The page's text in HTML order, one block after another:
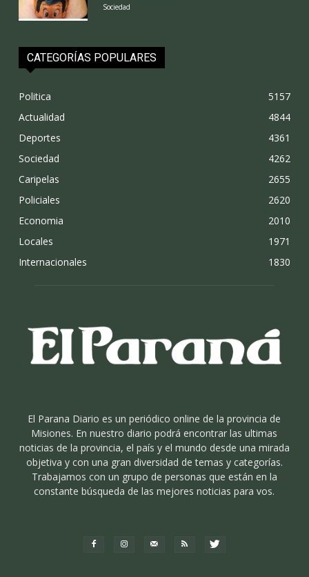
Sociedad
CATEGORÍAS POPULARES
Politica
5157
Actualidad
4844
Deportes
4361
Sociedad
4262
Caripelas
2655
Policiales
2620
Economia
2010
Locales
1971
Internacionales
1830
El Parana Diario es un periódico online de la provincia de
Misiones. En nuestro diario podrá encontrar las ultimas
noticias de la provincia, el país y el mundo desde una mirada
objetiva y con una gran diversidad de temas y categorías.
Trabajamos con un grupo de personas que están en la
constante búsqueda de las mejores noticias para vos.